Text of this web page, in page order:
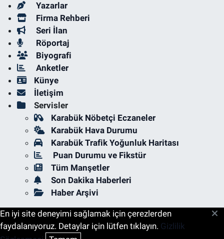
Yazarlar
Firma Rehberi
Seri İlan
Röportaj
Biyografi
Anketler
Künye
İletişim
Servisler
Karabük Nöbetçi Eczaneler
Karabük Hava Durumu
Karabük Trafik Yoğunluk Haritası
Puan Durumu ve Fikstür
Tüm Manşetler
Son Dakika Haberleri
Haber Arşivi
En iyi site deneyimi sağlamak için çerezlerden
faydalanıyoruz. Detaylar için lütfen tıklayın. Gizlilik